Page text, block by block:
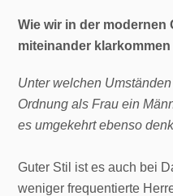
Wie wir in der modernen
miteinander klarkommen
Unter welchen
Ordnung als Frau ein
es umgekehrt ebenso
Guter Stil ist es auch bei
weniger frequentierte